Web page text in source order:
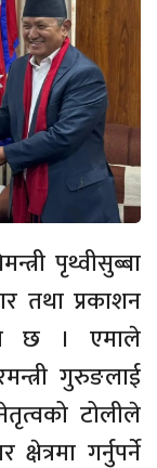
पृथ्वीसुब्बा
तथा प्रकाशन
छ । एमाले
गुरुङलाई
टोलीले
गर्नुपर्ने